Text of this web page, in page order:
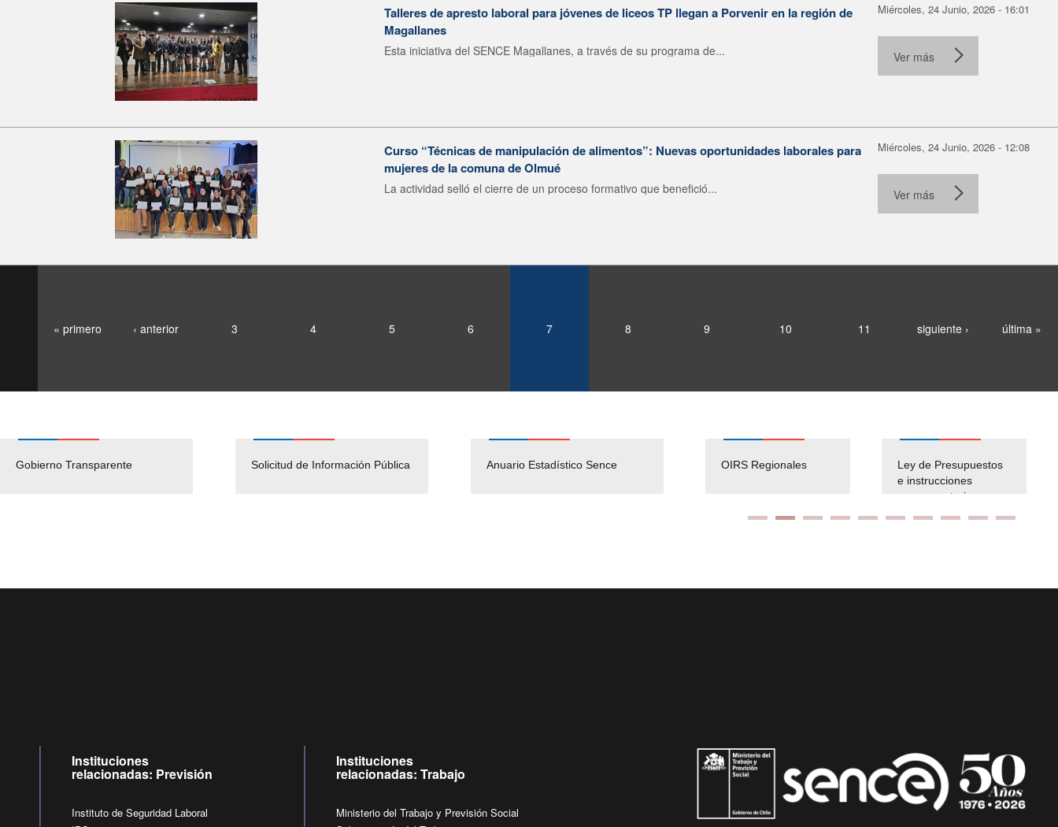
Talleres de apresto laboral para jóvenes de liceos TP llegan a Porvenir en la región de
Magallanes
Esta iniciativa del SENCE Magallanes, a través de su programa de...
Miércoles, 24 Junio, 2026 - 16:01
Ver más
Curso “Técnicas de manipulación de alimentos”: Nuevas oportunidades laborales para
mujeres de la comuna de Olmué
La actividad selló el cierre de un proceso formativo que benefició...
Miércoles, 24 Junio, 2026 - 12:08
Ver más
« primero ‹ anterior 3 4 5 6 7 8 9 10 11 siguiente › última »
Gobierno Transparente Solicitud de Información Pública Anuario Estadístico Sence
Pago Proveedores
Empleos Públicos
Solicitud Audiencias y
OIRS Regionales
Ley de Presupuestos
e instrucciones
presuspuetarias
Instituciones
relacionadas: Previsión
Instituto de Seguridad Laboral
Instituciones
relacionadas: Trabajo
Ministerio del Trabajo y Previsión Social